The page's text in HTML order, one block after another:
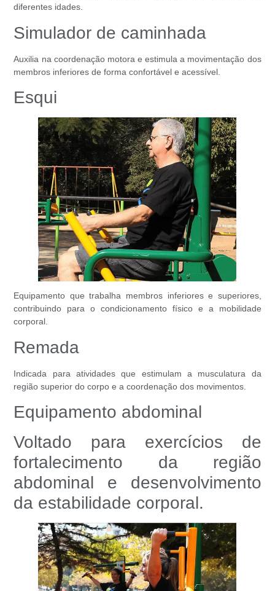
diferentes idades.
Simulador de caminhada
Auxilia na coordenação motora e estimula a movimentação dos
membros inferiores de forma confortável e acessível.
Esqui
Equipamento que trabalha membros inferiores e superiores,
contribuindo para o condicionamento físico e a mobilidade
corporal.
Remada
Indicada para atividades que estimulam a musculatura da
região superior do corpo e a coordenação dos movimentos.
Equipamento abdominal
Voltado para exercícios de
fortalecimento da região
abdominal e desenvolvimento
da estabilidade corporal.